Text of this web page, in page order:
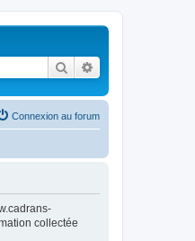
Rechercher
Connexion au forum
collectée